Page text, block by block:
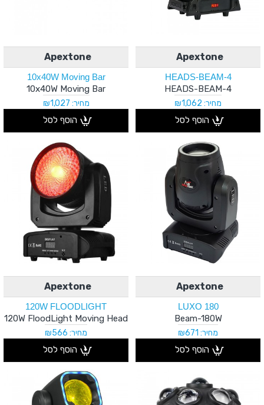
Apextone
4-HEADS-BEAM
4-HEADS-BEAM
מחיר: ₪1,062
הוסף לסל
Apextone
10x40W Moving Bar
10x40W Moving Bar
מחיר: ₪1,027
הוסף לסל
Apextone
LUXO 180
Beam-180W
מחיר: ₪671
הוסף לסל
Apextone
120W FLOODLIGHT
120W FloodLight Moving Head
מחיר: ₪566
הוסף לסל